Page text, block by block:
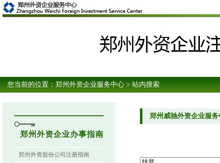
您当前的位置： 郑州外资企业服务中心 > 站内搜索
郑州外资企业办事指南
郑州外资股份公司注册指南
郑州威驰外资企业服